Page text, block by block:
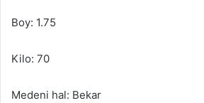
Boy: 1.75
Kilo: 70
Medeni hal: Bekar